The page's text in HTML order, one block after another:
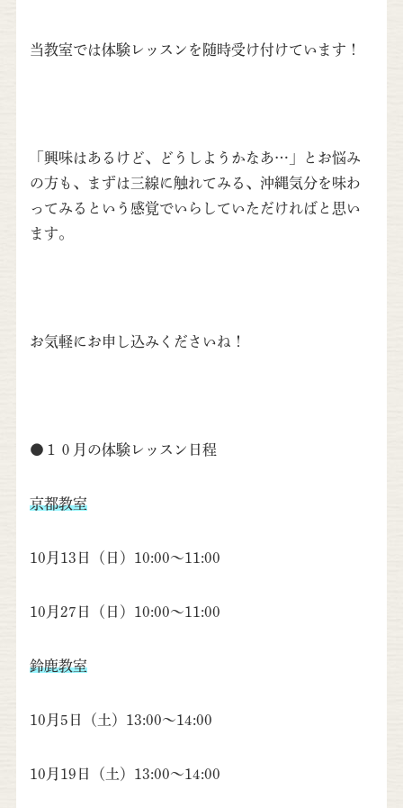
当教室では体験レッスンを随時受け付けています！
「興味はあるけど、どうしようかなあ…」とお悩み
の方も、まずは三線に触れてみる、沖縄気分を味わ
ってみるという感覚でいらしていただければと思い
ます。
お気軽にお申し込みくださいね！
●１０月の体験レッスン日程
京都教室
10月13日（日）10:00～11:00
10月27日（日）10:00～11:00
鈴鹿教室
10月5日（土）13:00～14:00
10月19日（土）13:00～14:00